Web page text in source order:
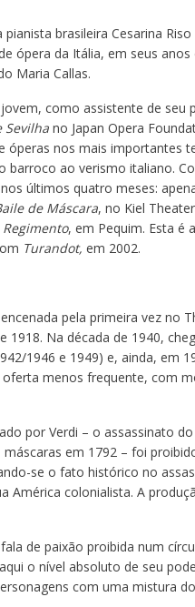
brasileira Cesarina
ópera da Itália, em seus
Maria Callas.
como assistente de seu
Sevilhano Japan Opera
óperas nos mais importantes
barroco ao verismo italiano.
últimos quatro meses:
de Máscara, no Kiel
, em Pequim. Esta é
Turandot, em 2002.
pela primeira vez no
1918. Na década de 1940,
1946 e 1949) e, ainda, em
menos frequente, com
por Verdi – o assassinato
em 1792 – foi
se o fato histórico no
América colonialista. A
de paixão proibida num
o nível absoluto de seu
com uma mistura